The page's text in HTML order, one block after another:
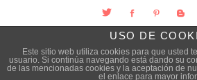
USO DE
Este sitio web utiliza cookies para que usted
usuario. Si continúa navegando está dando su
de las mencionadas cookies y la aceptación de
el enlace para mayor